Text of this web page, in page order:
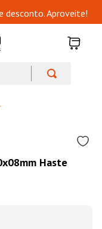
desconto. Aproveite!
Haste